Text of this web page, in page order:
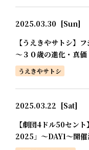
2025.03.30 [Sun]
【うえきやサトシ】
～３０歳の進化・真
うえきやサトシ
2025.03.22 [Sat]
【劇団4ドル50セン
2025」～DAY1～開催